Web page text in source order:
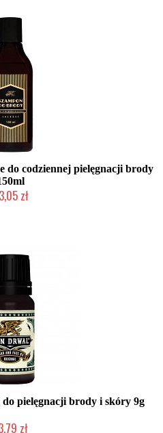
do codziennej pielęgnacji brody
zł
pielęgnacji brody i skóry 9g
zł